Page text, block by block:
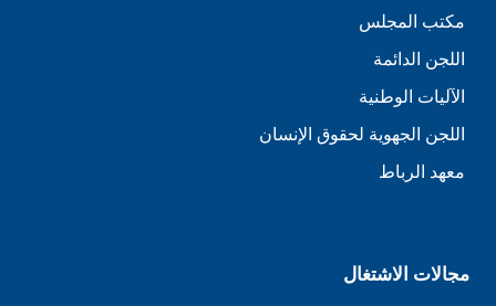
مكتب المجلس
اللجن الدائمة
الآليات الوطنية
اللجن الجهوية لحقوق الإنسان
معهد الرباط
مجالات الاشتغال